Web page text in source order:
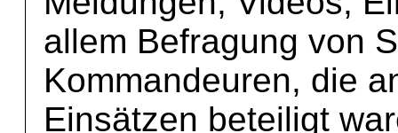
allem Befragung von
Kommandeuren, die
Einsätzen beteiligt